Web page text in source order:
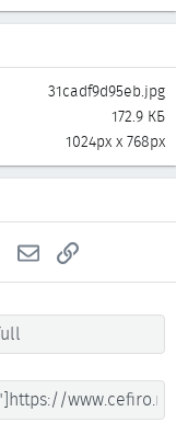
31cadf9d95eb.jpg
172.9 КБ
1024px x 768px
WhatsAppЭлектронная почта
Ссылка